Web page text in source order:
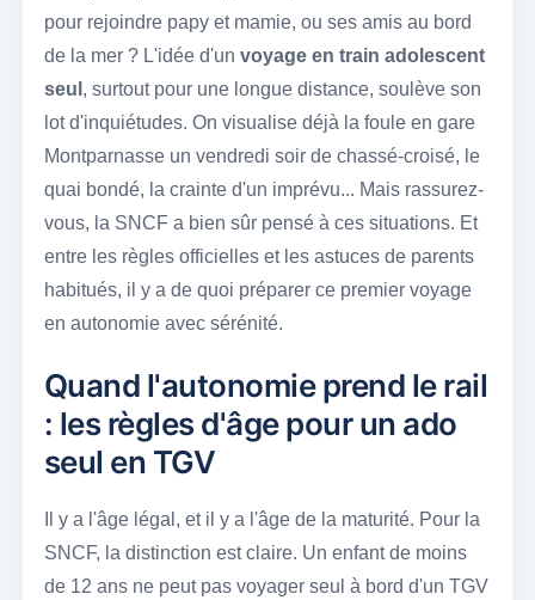
pour rejoindre papy et mamie, ou ses amis au bord
de la mer ? L'idée d'un voyage en train adolescent
seul , surtout pour une longue distance, soulève son
lot d'inquiétudes. On visualise déjà la foule en gare
Montparnasse un vendredi soir de chassé-croisé, le
quai bondé, la crainte d'un imprévu... Mais rassurez-
vous, la SNCF a bien sûr pensé à ces situations. Et
entre les règles officielles et les astuces de parents
habitués, il y a de quoi préparer ce premier voyage
en autonomie avec sérénité.
Quand l'autonomie prend le rail
: les règles d'âge pour un ado
seul en TGV
Il y a l'âge légal, et il y a l'âge de la maturité. Pour la
SNCF, la distinction est claire. Un enfant de moins
de 12 ans ne peut pas voyager seul à bord d'un TGV